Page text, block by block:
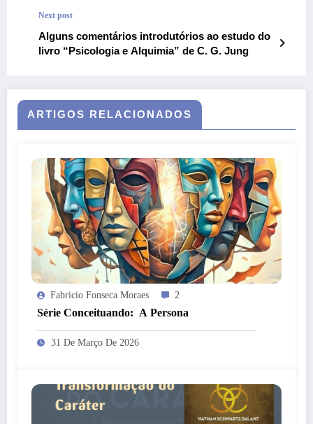
Next post
Alguns comentários introdutórios ao estudo do
livro “Psicologia e Alquimia” de C. G. Jung
ARTIGOS RELACIONADOS
Fabricio Fonseca Moraes 2
Série Conceituando: A Persona
31 De Março De 2026